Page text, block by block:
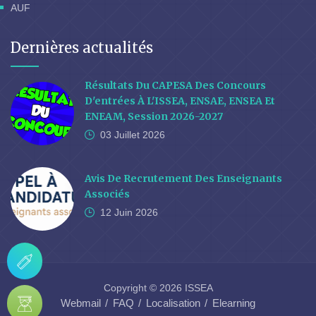
AUF
Dernières actualités
Résultats Du CAPESA Des Concours
D'entrées À L'ISSEA, ENSAE, ENSEA Et
ENEAM, Session 2026-2027
03 Juillet 2026
Avis De Recrutement Des Enseignants
Associés
12 Juin 2026
Copyright © 2026 ISSEA
Webmail FAQ Localisation Elearning